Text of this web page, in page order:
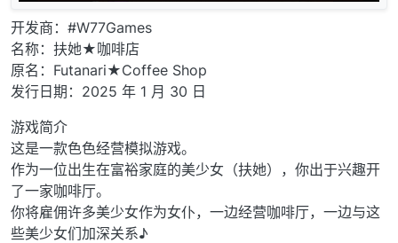
开发商：#W77Games
名称：扶她★咖啡店
原名：Futanari★Coffee Shop
发行日期：2025 年 1 月 30 日
游戏简介
这是一款色色经营模拟游戏。
作为一位出生在富裕家庭的美少女（扶她），你出于兴趣开
了一家咖啡厅。
你将雇佣许多美少女作为女仆，一边经营咖啡厅，一边与这
些美少女们加深关系♪